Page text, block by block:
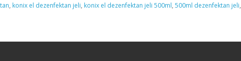
, konix el dezenfektan jeli, konix el dezenfektan jeli 500ml, 500ml dezenfektan jeli